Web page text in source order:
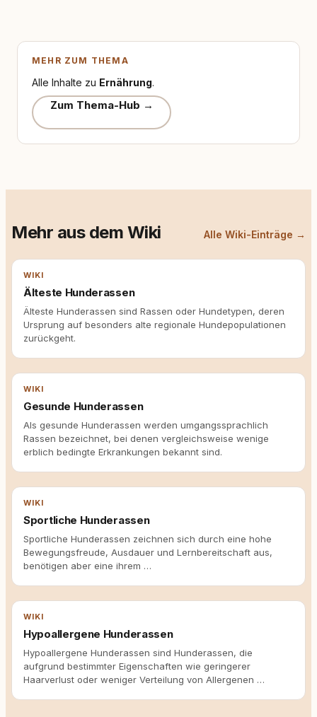
MEHR ZUM THEMA
Alle Inhalte zu Ernährung.
Zum Thema-Hub →
Mehr aus dem Wiki Alle Wiki-Einträge →
WIKI
Älteste Hunderassen
Älteste Hunderassen sind Rassen oder Hundetypen, deren
Ursprung auf besonders alte regionale Hundepopulationen
zurückgeht.
WIKI
Gesunde Hunderassen
Als gesunde Hunderassen werden umgangssprachlich
Rassen bezeichnet, bei denen vergleichsweise wenige
erblich bedingte Erkrankungen bekannt sind.
WIKI
Sportliche Hunderassen
Sportliche Hunderassen zeichnen sich durch eine hohe
Bewegungsfreude, Ausdauer und Lernbereitschaft aus,
benötigen aber eine ihrem …
WIKI
Hypoallergene Hunderassen
Hypoallergene Hunderassen sind Hunderassen, die
aufgrund bestimmter Eigenschaften wie geringerer
Haarverlust oder weniger Verteilung von Allergenen …